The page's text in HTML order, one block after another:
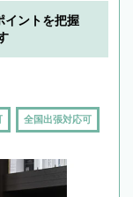
イントを把握
全国出張対応可